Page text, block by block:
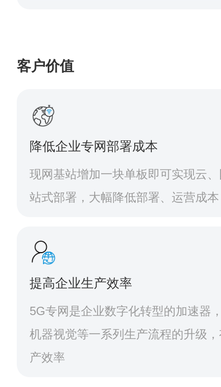
客户价值
降低企业专网部署成本
现网基站增加一块单板即可实现云
站式部署，大幅降低部署、运营成本
提高企业生产效率
5G专网是企业数字化转型的加速器
机器视觉等一系列生产流程的升级
产效率